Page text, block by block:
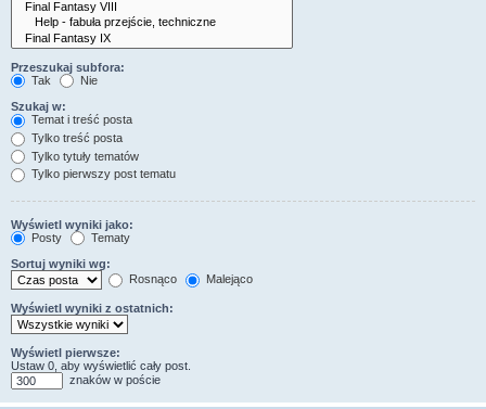
Przeszukaj subfora:
Tak
Nie
Szukaj w:
Temat i treść posta
Tylko treść posta
Tylko tytuły tematów
Tylko pierwszy post tematu
Wyświetl wyniki jako:
Posty
Tematy
Sortuj wyniki wg:
Rosnąco
Malejąco
Wyświetl wyniki z ostatnich:
Wyświetl pierwsze:
Ustaw 0, aby wyświetlić cały post.
znaków w poście